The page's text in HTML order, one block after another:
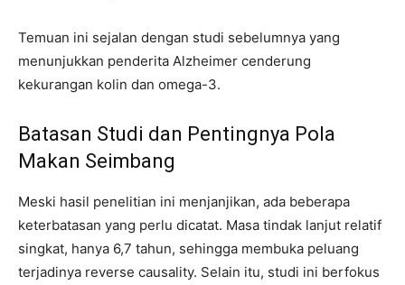
Temuan ini sejalan dengan studi sebelumnya yang
menunjukkan penderita Alzheimer cenderung
kekurangan kolin dan omega-3.
Batasan Studi dan Pentingnya Pola
Makan Seimbang
Meski hasil penelitian ini menjanjikan, ada beberapa
keterbatasan yang perlu dicatat. Masa tindak lanjut relatif
singkat, hanya 6,7 tahun, sehingga membuka peluang
terjadinya reverse causality. Selain itu, studi ini berfokus